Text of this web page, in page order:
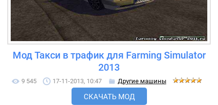
Мод Такси в трафик для Farming Simulator
2013
9 545 17-11-2013, 10:47 Другие машины
СКАЧАТЬ МОД